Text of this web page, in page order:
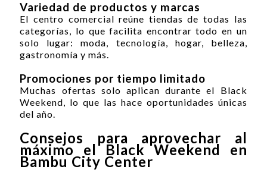
Variedad de productos y marcas
El centro comercial reúne tiendas de todas las
categorías, lo que facilita encontrar todo en un
solo lugar: moda, tecnología, hogar, belleza,
gastronomía y más.
Promociones por tiempo limitado
Muchas ofertas solo aplican durante el Black
Weekend, lo que las hace oportunidades únicas
del año.
Consejos para aprovechar al
máximo el Black Weekend en
Bambu City Center